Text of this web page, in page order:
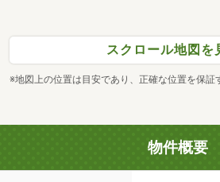
スクロール地図を
※地図上の位置は目安であり、正確な位置を保証
物件概要